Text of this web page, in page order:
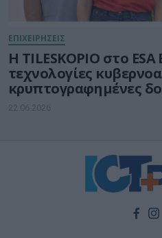
ΕΠΙΧΕΙΡΗΣΕΙΣ
Η TILESKOPIO στο
τεχνολογίες
κρυπτογραφημένες
επικοινωνίες
22.06.2026